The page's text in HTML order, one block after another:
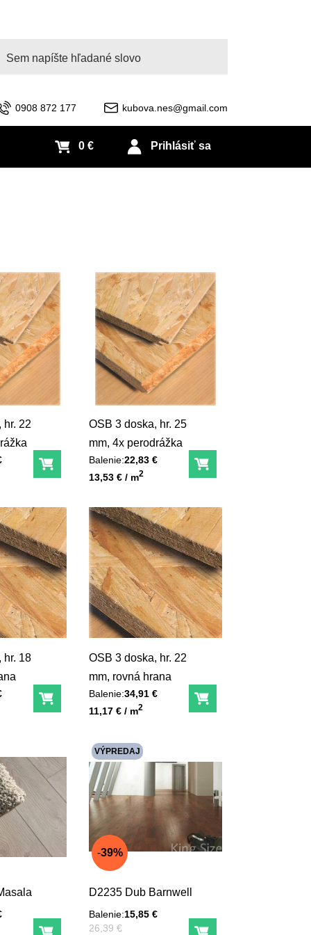
0908 872 177 kubova.nes@gmail.com
Prihlásiť sa
0 €
hr. 22
Do košíka
OSB 3 doska, hr. 25
mm, 4x perodrážka
Balenie:22,83 €
Unit price
13,53 € / m2 Do košíka
hr. 18
Do košíka
OSB 3 doska, hr. 22
mm, rovná hrana
Balenie:34,91 €
Unit price
11,17 € / m2 Do košíka
D2235 Dub Barnwell
Balenie:15,85 €
Pred zľavou:
26,39 €
VÝPREDAJ
39%